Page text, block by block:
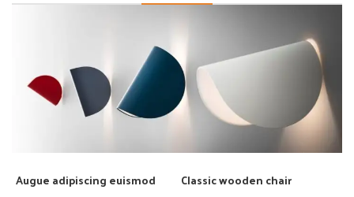
Augue adipiscing euismod Classic wooden chair